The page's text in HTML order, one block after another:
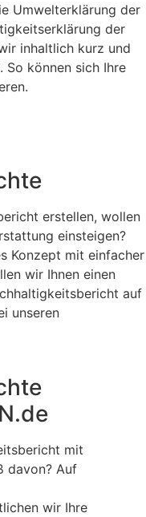
Umwelterklärung der
der
inhaltlich kurz und
können sich Ihre
erstellen, wollen
einsteigen?
Konzept mit einfacher
wir Ihnen einen
auf
unseren
mit
davon? Auf
wir Ihre